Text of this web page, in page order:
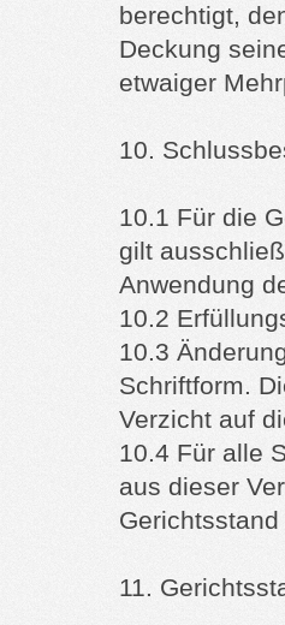
berechtigt,
Deckung
etwaiger
10.
10.1 Für die
gilt
Anwendung
10.2
10.3
Schriftform.
Verzicht auf
10.4 Für alle
aus dieser
11.